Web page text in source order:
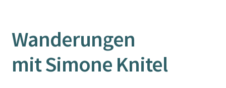
Wanderungen
mit Simone Knitel